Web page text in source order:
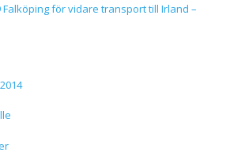
Falköping för vidare transport till Irland –